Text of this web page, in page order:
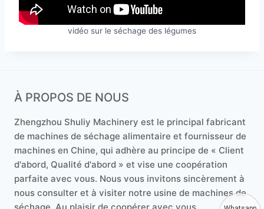
vidéo sur le séchage des légumes
À PROPOS DE NOUS
Zhengzhou Shuliy Machinery est le principal fabricant
de machines de séchage alimentaire et fournisseur de
machines en Chine, qui adhère au principe de « Client
d'abord, Qualité d'abord » et vise une coopération
parfaite avec vous. Nous vous invitons sincèrement à
nous consulter et à visiter notre usine de machines de